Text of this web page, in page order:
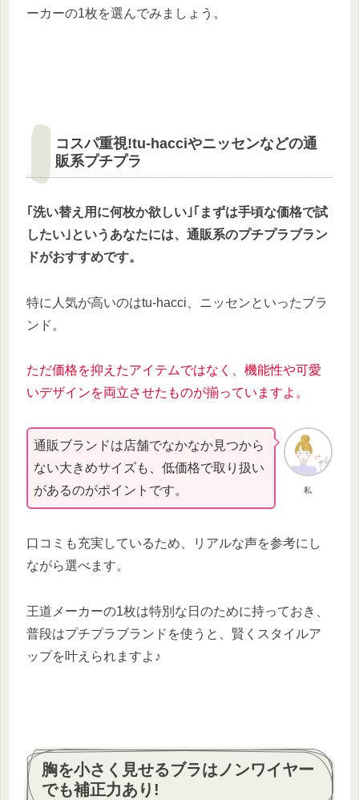
ーカーの1枚を選んでみましょう。
コスパ重視!tu-hacciやニッセンなどの通
販系プチプラ
｢洗い替え用に何枚か欲しい｣｢まずは手頃な価格で試
したい｣というあなたには、通販系のプチプラブラン
ドがおすすめです。
特に人気が高いのはtu-hacci、ニッセンといったブラ
ンド。
ただ価格を抑えたアイテムではなく、機能性や可愛
いデザインを両立させたものが揃っていますよ。
私
通販ブランドは店舗でなかなか見つから
ない大きめサイズも、低価格で取り扱い
があるのがポイントです。
口コミも充実しているため、リアルな声を参考にし
ながら選べます。
王道メーカーの1枚は特別な日のために持っておき、
普段はプチプラブランドを使うと、賢くスタイルア
ップを叶えられますよ♪
胸を小さく見せるブラはノンワイヤー
でも補正力あり!